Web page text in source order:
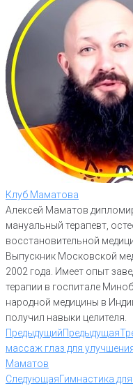
Клуб Маматова
Алексей Маматов
мануальный терапевт,
восстановительной
Выпускник Московской
2002 года. Имеет опыт
терапии в госпитале
народной медицины в
получил навыки целителя.
ПредыдущийПредыдущая
массаж глаз для
Маматов
СледующаяГимнастика